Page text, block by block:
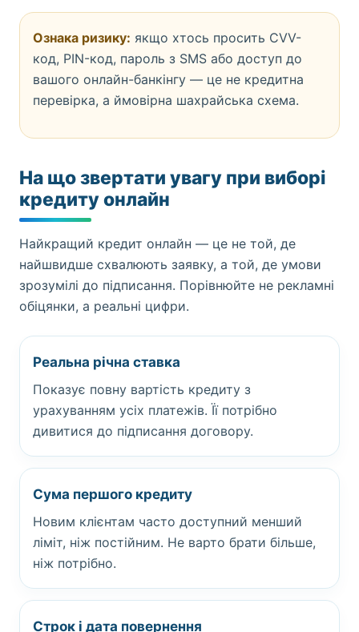
Ознака ризику: якщо хтось просить CVV-
код, PIN-код, пароль з SMS або доступ до
вашого онлайн-банкінгу — це не кредитна
перевірка, а ймовірна шахрайська схема.
На що звертати увагу при виборі
кредиту онлайн
Найкращий кредит онлайн — це не той, де
найшвидше схвалюють заявку, а той, де умови
зрозумілі до підписання. Порівнюйте не рекламні
обіцянки, а реальні цифри.
Реальна річна ставка
Показує повну вартість кредиту з
урахуванням усіх платежів. Її потрібно
дивитися до підписання договору.
Сума першого кредиту
Новим клієнтам часто доступний менший
ліміт, ніж постійним. Не варто брати більше,
ніж потрібно.
Строк і дата повернення